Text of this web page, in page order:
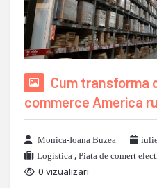
Cum transforma
commerce America
Monica-Ioana Buzea
Logistica , Piata de comert
0 vizualizari